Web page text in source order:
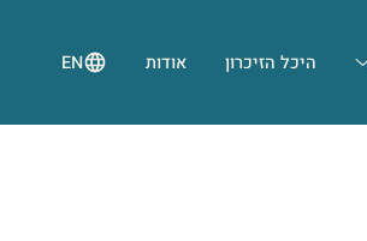
היכל הזיכרון אודות EN